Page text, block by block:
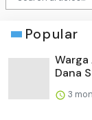
Popular
Warga
Dana
3